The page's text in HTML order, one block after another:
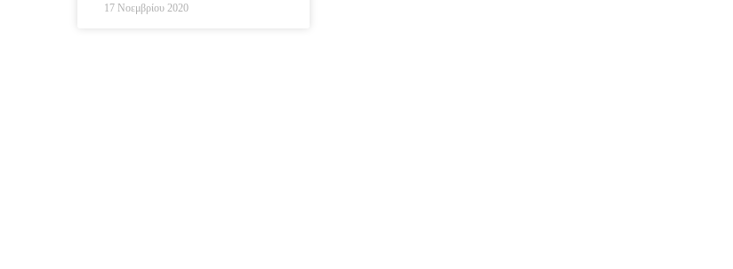
17 Νοεμβρίου 2020